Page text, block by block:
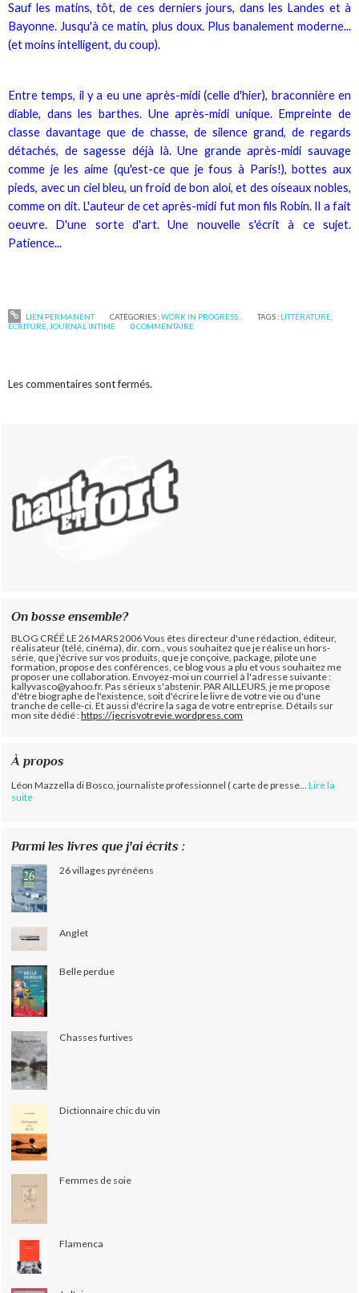
Sauf les matins, tôt, de ces derniers jours, dans les Landes et à
Bayonne. Jusqu'à ce matin, plus doux. Plus banalement moderne...
(et moins intelligent, du coup).
Entre temps, il y a eu une après-midi (celle d'hier), braconnière en
diable, dans les barthes. Une après-midi unique. Empreinte de
classe davantage que de chasse, de silence grand, de regards
détachés, de sagesse déjà là. Une grande après-midi sauvage
comme je les aime (qu'est-ce que je fous à Paris!), bottes aux
pieds, avec un ciel bleu, un froid de bon aloi, et des oiseaux nobles,
comme on dit. L'auteur de cet après-midi fut mon fils Robin. Il a fait
oeuvre. D'une sorte d'art. Une nouvelle s'écrit à ce sujet.
Patience...
LIEN PERMANENT CATÉGORIES :WORK IN PROGRESS... TAGS : LITTÉRATURE,
ÉCRITURE JOURNAL INTIME 0COMMENTAIRE
Les commentaires sont fermés.
On bosse ensemble?
BLOG CRÉÉ LE 26 MARS 2006 Vous êtes directeur d'une rédaction, éditeur,
réalisateur (télé, cinéma), dir. com., vous souhaitez que je réalise un hors-
série, que j'écrive sur vos produits, que je conçoive, package, pilote une
formation, propose des conférences, ce blog vous a plu et vous souhaitez me
proposer une collaboration. Envoyez-moi un courriel à l'adresse suivante :
kallyvasco@yahoo.fr. Pas sérieux s'abstenir. PAR AILLEURS, je me propose
d'être biographe de l'existence, soit d'écrire le livre de votre vie ou d'une
tranche de celle-ci. Et aussi d'écrire la saga de votre entreprise. Détails sur
mon site dédié :https://jecrisvotrevie.wordpress.com
À propos
Léon Mazzella di Bosco, journaliste professionnel ( carte de presse... Lire la
suite
Parmi les livres que j'ai écrits :
26 villages pyrénéens
Anglet
Belle perdue
Chasses furtives
Dictionnaire chic du vin
Femmes de soie
Flamenca